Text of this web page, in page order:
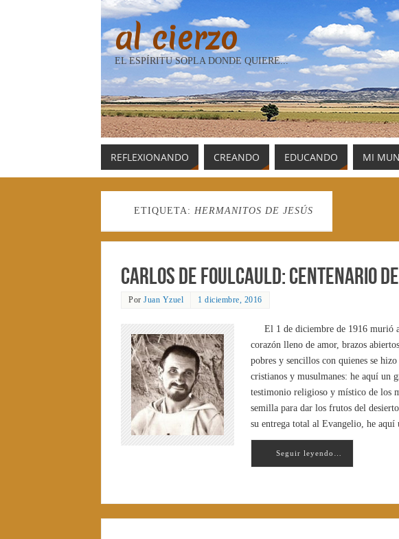
al cierzo
EL ESPÍRITU SOPLA DONDE QUIERE...
REFLEXIONANDO CREANDO EDUCANDO MI
ETIQUETA: HERMANITOS DE JESÚS
Carlos de Foulcauld: Centenario
Por Juan Yzuel 1 diciembre, 2016
El 1 de diciembre de 1916 murió
corazón lleno de amor, brazos
pobres y sencillos con quienes se
cristianos y musulmanes: he aquí un
testimonio religioso y místico de los
semilla para dar los frutos del
su entrega total al Evangelio, he aquí
Seguir leyendo…